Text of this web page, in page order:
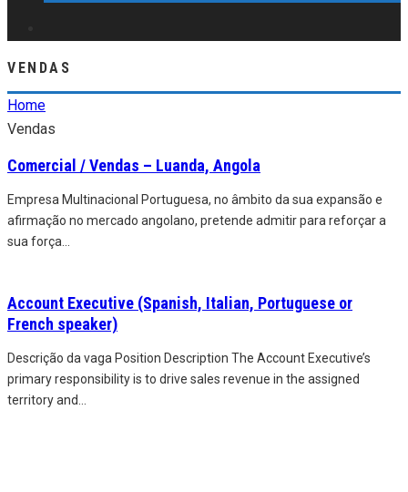
VENDAS
Home
Vendas
Comercial / Vendas – Luanda, Angola
Empresa Multinacional Portuguesa, no âmbito da sua expansão e
afirmação no mercado angolano, pretende admitir para reforçar a
sua força
Account Executive (Spanish, Italian, Portuguese or
French speaker)
Descrição da vaga Position Description The Account Executive’s
primary responsibility is to drive sales revenue in the assigned
territory and...